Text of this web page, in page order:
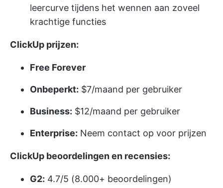
leercurve tijdens het wennen aan zoveel
krachtige functies
ClickUp prijzen:
Free Forever
Onbeperkt: $7/maand per gebruiker
Business: $12/maand per gebruiker
Enterprise: Neem contact op voor prijzen
ClickUp beoordelingen en recensies:
G2: 4.7/5 (8.000+ beoordelingen)